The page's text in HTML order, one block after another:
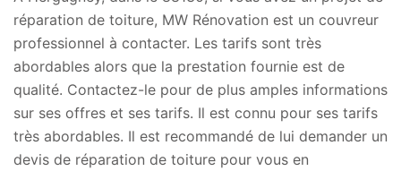
réparation de toiture, MW Rénovation est un couvreur
professionnel à contacter. Les tarifs sont très
abordables alors que la prestation fournie est de
qualité. Contactez-le pour de plus amples informations
sur ses offres et ses tarifs. Il est connu pour ses tarifs
très abordables. Il est recommandé de lui demander un
devis de réparation de toiture pour vous en